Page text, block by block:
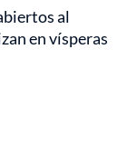
al
en vísperas